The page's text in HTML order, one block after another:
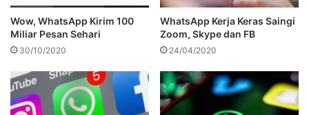
Wow, WhatsApp Kirim 100
Miliar Pesan Sehari
30/10/2020
WhatsApp Kerja Keras Saingi
Zoom, Skype dan FB
24/04/2020